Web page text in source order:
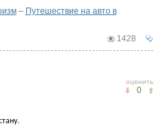
– Путешествие на авто в
1428
оценить
0